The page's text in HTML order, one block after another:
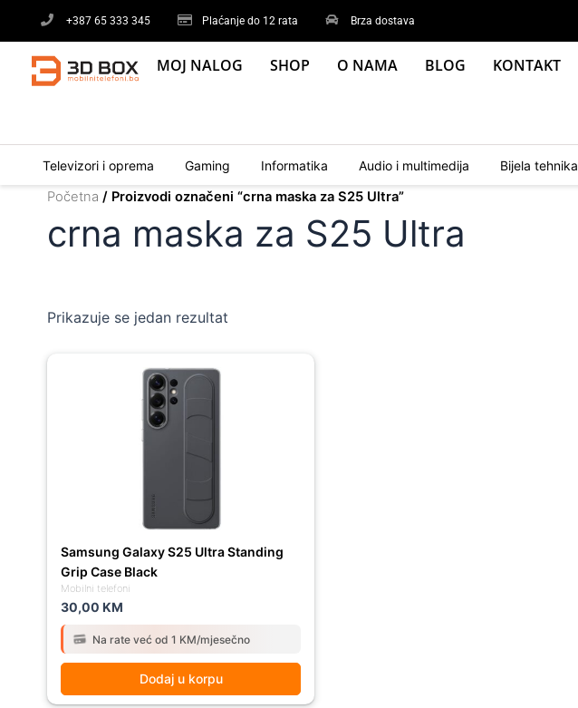
content
+387 65 333 345 Plaćanje do 12 rata Brza dostava
MOJ NALOG SHOP O NAMA BLOG KONTAKT
Televizori i oprema Gaming Informatika Audio i multimedija Bijela tehnika
Početna / Proizvodi označeni “crna maska za S25 Ultra”
crna maska za S25 Ultra
Prikazuje se jedan rezultat
Mobilni telefoni
Samsung Galaxy S25 Ultra Standing
Grip Case Black
30,00 KM
Na rate već od 1 KM/mjesečno
Dodaj u korpu